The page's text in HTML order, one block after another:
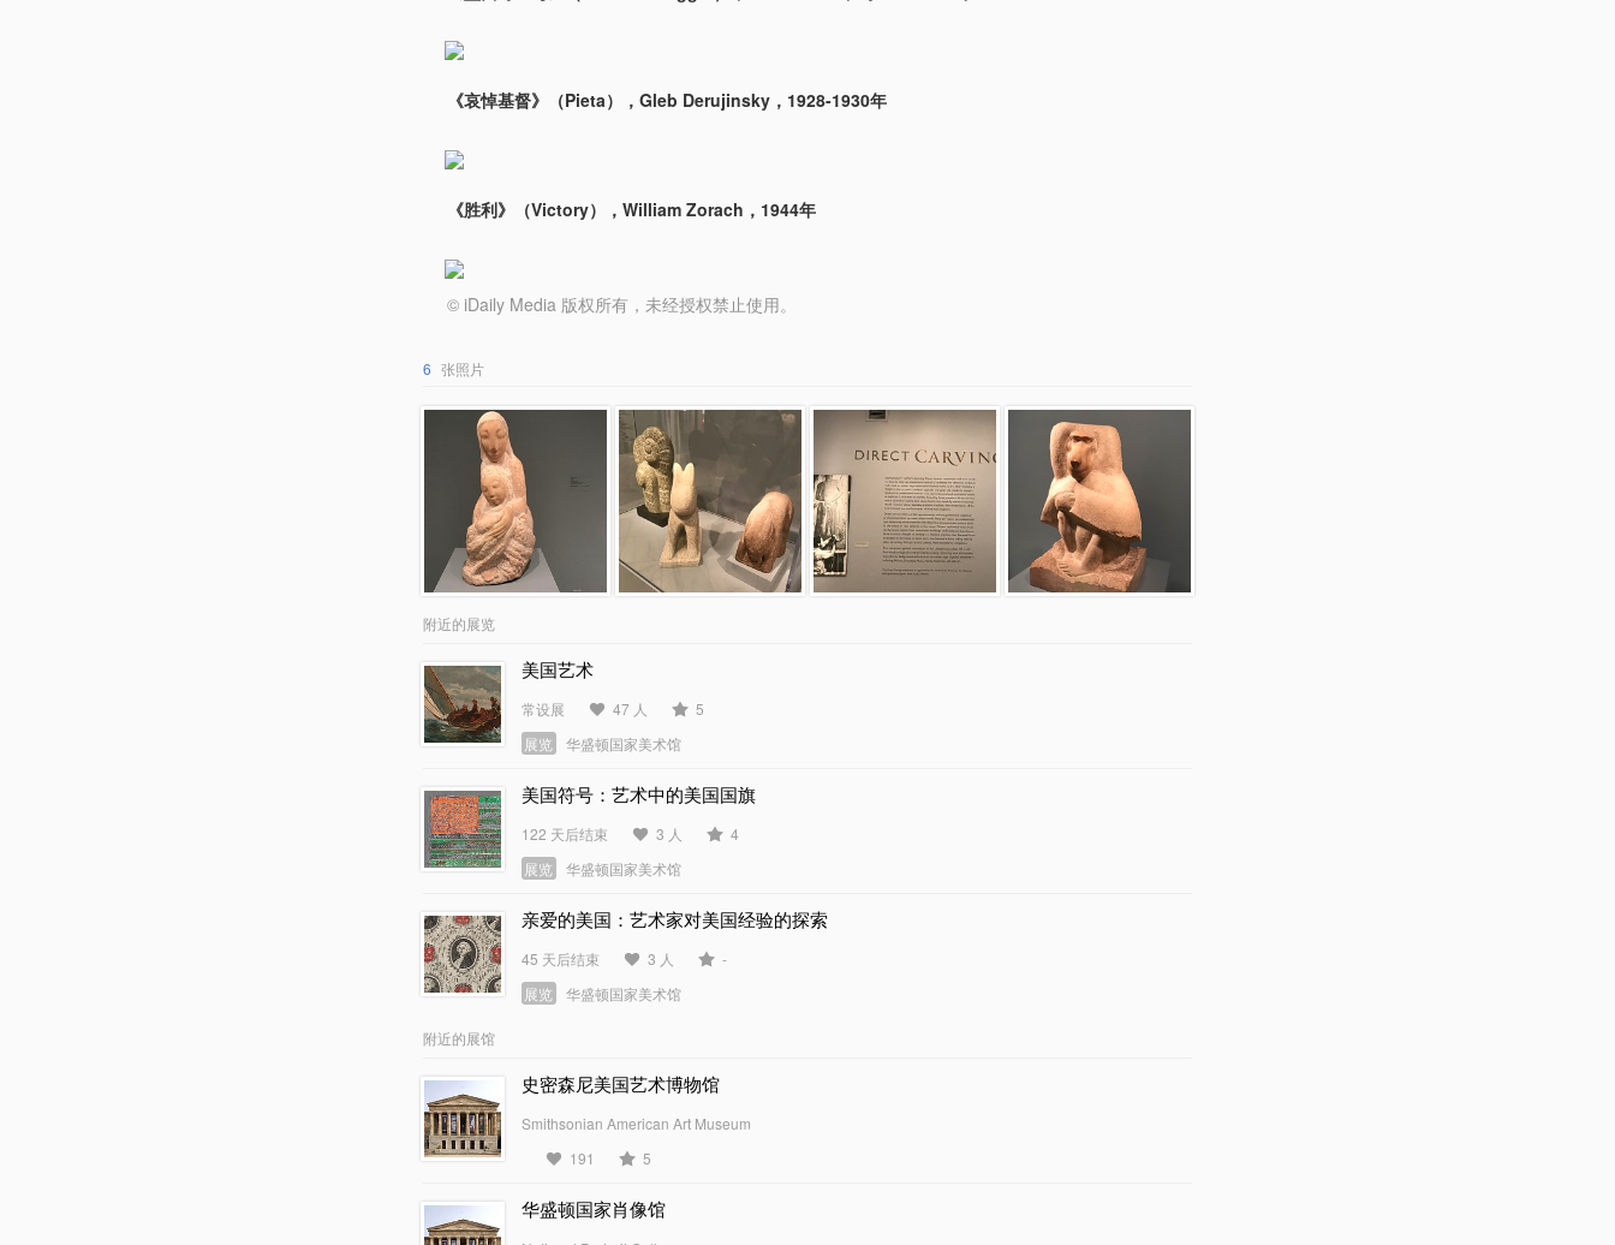
《哀悼基督》（Pieta），Gleb Derujinsky，1928-1930年
《胜利》（Victory），William Zorach，1944年
© iDaily Media 版权所有，未经授权禁止使用。
6 张照片
附近的展览
美国艺术
常设展 47 人
5
展览
华盛顿国家美术馆
美国符号：艺术中的美国国旗
122 天后结束 3 人
4
展览
华盛顿国家美术馆
亲爱的美国：艺术家对美国经验的探索
45 天后结束 3 人
-
展览
华盛顿国家美术馆
附近的展馆
史密森尼美国艺术博物馆
Smithsonian American Art Museum
191
5
华盛顿国家肖像馆